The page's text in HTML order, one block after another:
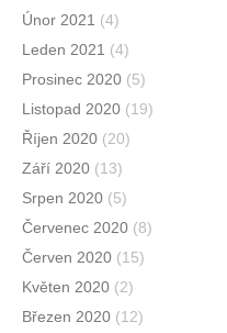
Únor 2021 (4)
Leden 2021 (4)
Prosinec 2020 (5)
Listopad 2020 (19)
Říjen 2020 (20)
Září 2020 (13)
Srpen 2020 (5)
Červenec 2020 (8)
Červen 2020 (15)
Květen 2020 (2)
Březen 2020 (12)